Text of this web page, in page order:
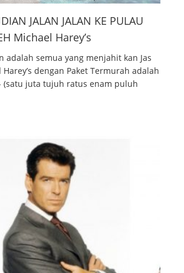
JALAN JALAN KE PULAU
Michael Harey’s
adalah semua yang menjahit kan Jas
dengan Paket Termurah adalah
(satu juta tujuh ratus enam puluh